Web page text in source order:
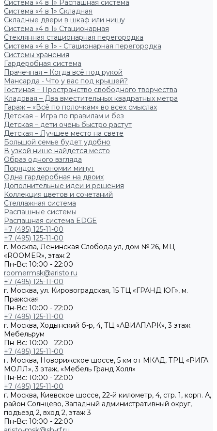
Система «4 в 1» Распашная система
Система «4 в 1» Складная
Складные двери в шкаф или нишу
Система «4 в 1» Стационарная
Стеклянная стационарная перегородка
Система «4 в 1» - Стационарная перегородка
Системы хранения
Гардеробная система
Прачечная – Когда всё под рукой
Мансарда - Что у вас под крышей?
Гостиная – Пространство свободного творчества
Кладовая – Два вместительных квадратных метра
Гараж – «Всё по полочкам» во всех смыслах
Детская – Игра по правилам и без
Детская – дети очень быстро растут
Детская – Лучшее место на свете
Большой семье будет удобно
В узкой нише найдется место
Образ одного взгляда
Порядок экономии минут
Одна гардеробная на двоих
Дополнительные идеи и решения
Коллекция цветов и сочетаний
Стеллажная система
Распашные системы
Распашная система EDGE
+7 (495) 125-11-00
+7 (495) 125-11-00
г. Москва, Ленинская Слобода ул, дом № 26, МЦ
«ROOMER», этаж 2
Пн-Вс: 10:00 - 22:00
roomermsk@aristo.ru
+7 (495) 125-11-00
г. Москва, ул. Кировоградская, 15 ТЦ «ГРАНД ЮГ», м.
Пражская
Пн-Вс: 10:00 - 22:00
+7 (495) 125-11-00
г. Москва, Ходынский б-р, 4, ТЦ «АВИАПАРК», 3 этаж
Мебельрум
Пн-Вс: 10:00 - 22:00
+7 (495) 125-11-00
г. Москва, Новорижское шоссе, 5 км от МКАД, ТРЦ «РИГА
МОЛЛ», 3 этаж, «Мебель Гранд Холл»
Пн-Вс: 10:00 - 22:00
+7 (495) 125-11-00
г. Москва, Киевское шоссе, 22-й километр, 4, стр. 1, корп. А,
район Солнцево, Западный административный округ,
подъезд 2, вход 2, этаж 3
Пн-Вс: 10:00 - 22:00